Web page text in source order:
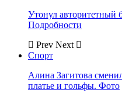
Утонул авторитетный
Подробности
Prev Next
Спорт
Алина Загитова
платье и гольфы. Фото